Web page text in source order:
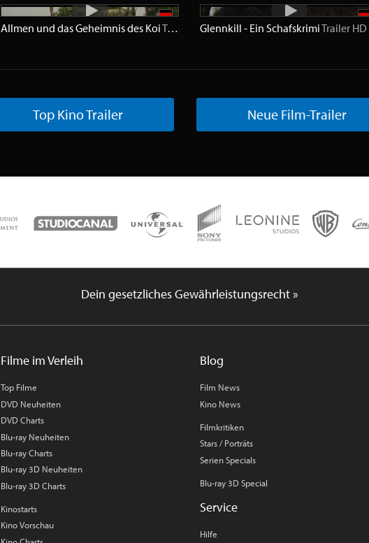
Allmen und das Geheimnis des KoiTrailer HD
Glennkill - Ein SchafskrimiTrailer HD
Top Kino Trailer Neue Film-Trailer
Dein gesetzliches Gewährleistungsrecht »
Filme im Verleih
Top Filme
DVD Neuheiten
DVD Charts
Blu-ray Neuheiten
Blu-ray Charts
Blu-ray 3D Neuheiten
Blu-ray 3D Charts
Kinostarts
Kino Vorschau
Blog
Film News
Kino News
Filmkritiken
Stars / Porträts
Serien Specials
Blu-ray 3D Special
Service
Hilfe